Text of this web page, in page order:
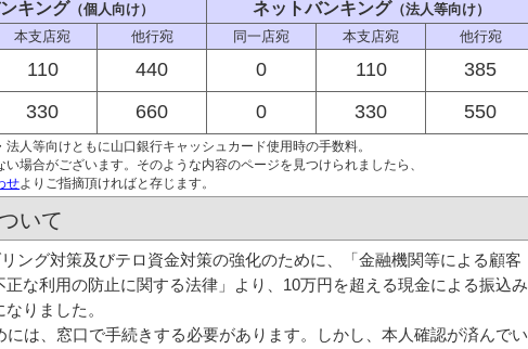
キング （個人向け） ネットバンキング（法人等向け）
本支店宛 他行宛 同一店宛 本支店宛 他行宛
110 440 0 110 385
330 660 0 330 550
人等向けともに山口銀行キャッシュカード使用時の手数料。
場合がございます。そのような内容のページを見つけられましたら、
せよりご指摘頂ければと存じます。
いて
ング対策及びテロ資金対策の強化のために、「金融機関等による顧客
な利用の防止に関する法律」より、10万円を超える現金による振込み
りました。
は、窓口で手続きする必要があります。しかし、本人確認が済んでい